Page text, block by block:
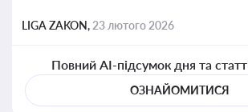
LIGA ZAKON, 23 лютого 2026
Повний AI-підсумок дня та
ОЗНАЙОМИТИСЯ